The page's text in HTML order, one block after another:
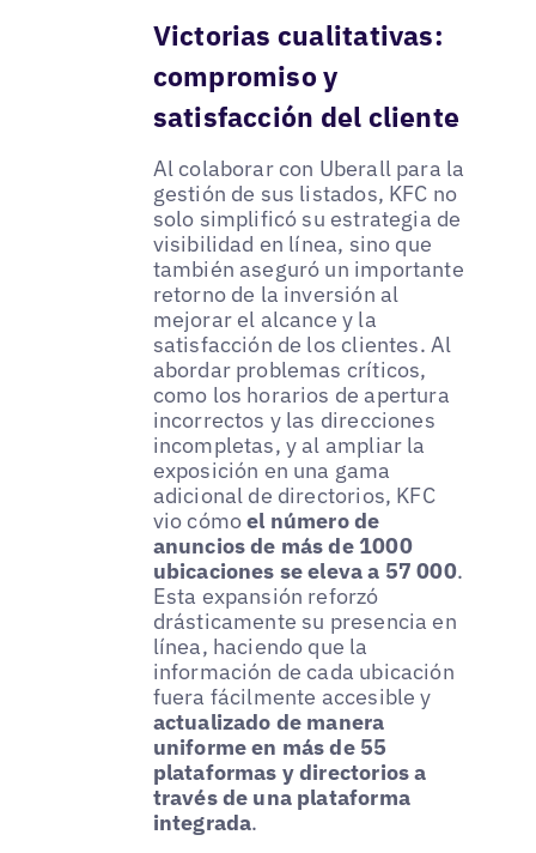
Victorias cualitativas:
compromiso y
satisfacción del cliente
Al colaborar con Uberall para la
gestión de sus listados, KFC no
solo simplificó su estrategia de
visibilidad en línea, sino que
también aseguró un importante
retorno de la inversión al
mejorar el alcance y la
satisfacción de los clientes. Al
abordar problemas críticos,
como los horarios de apertura
incorrectos y las direcciones
incompletas, y al ampliar la
exposición en una gama
adicional de directorios, KFC
vio cómoel número de
anuncios de más de 1000
ubicaciones se eleva a 57 000.
Esta expansión reforzó
drásticamente su presencia en
línea, haciendo que la
información de cada ubicación
fuera fácilmente accesible y
actualizado de manera
uniforme en más de 55
plataformas y directorios a
través de una plataforma
integrada.